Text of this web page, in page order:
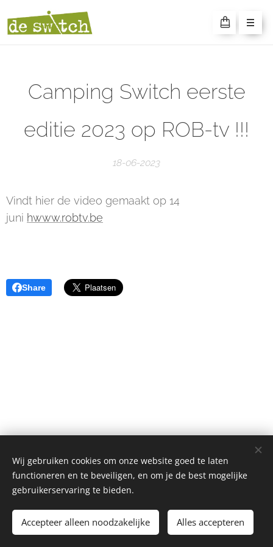
Camping Switch eerste
editie 2023 op ROB-tv !!!
18-06-2023
Vindt hier de video gemaakt op 14
juni hwww.robtv.be
Share
© 202 De Wissel Alle rechten voorbehouden
Deze website is ontwikkeld in samenwerking met Growth4all :
www.growth4all.eu
Cookies
Wij gebruiken cookies om onze website goed te laten
functioneren en te beveiligen, en om je de best mogelijke
gebruikerservaring te bieden.
Accepteer alleen noodzakelijke Alles accepteren